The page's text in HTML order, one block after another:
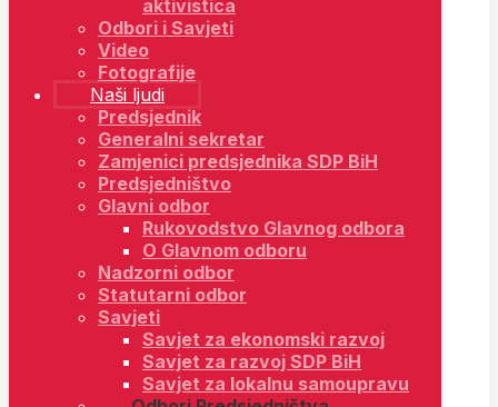
aktivistica
Odbori i Savjeti
Video
Fotografije
Naši ljudi
Predsjednik
Generalni sekretar
Zamjenici predsjednika SDP BiH
Predsjedništvo
Glavni odbor
Rukovodstvo Glavnog odbora
O Glavnom odboru
Nadzorni odbor
Statutarni odbor
Savjeti
Savjet za ekonomski razvoj
Savjet za razvoj SDP BiH
Savjet za lokalnu samoupravu